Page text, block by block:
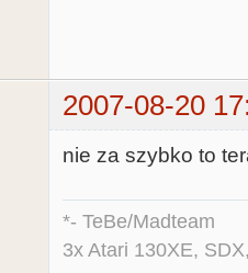
2007-08-20
nie za szybko to
*- TeBe/Madteam
3x Atari 130XE,